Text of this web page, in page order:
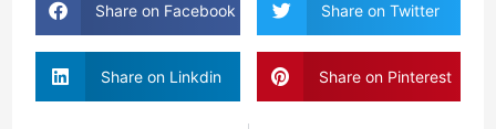
Share on Facebook Share on Twitter
Share on Linkdin Share on Pinterest